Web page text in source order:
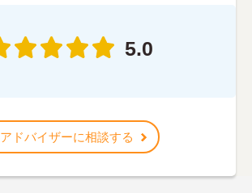
5.0
アドバイザーに相談する